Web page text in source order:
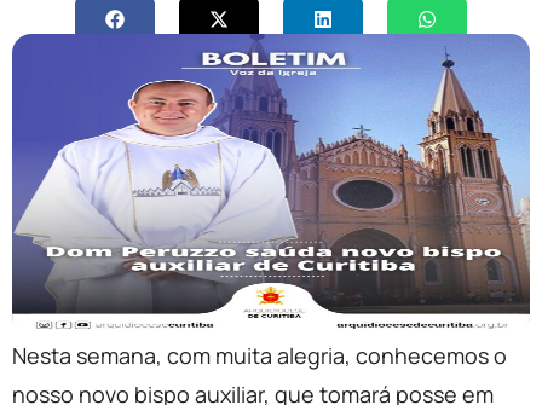
Nesta semana, com muita alegria, conhecemos o
nosso novo bispo auxiliar, que tomará posse em